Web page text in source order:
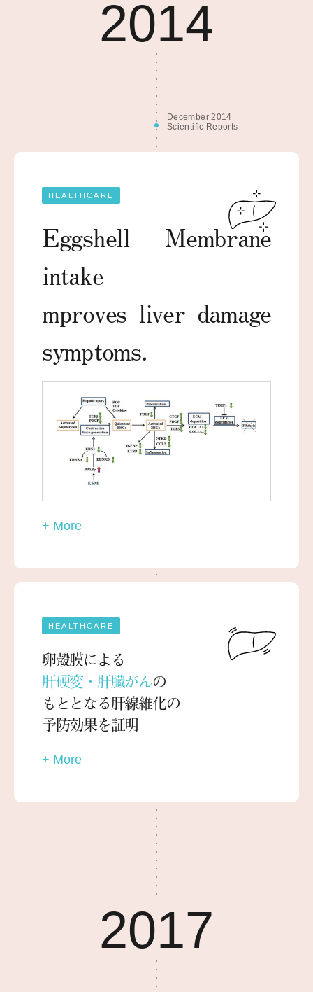
2014
December 2014
Scientific Reports
HEALTHCARE
Eggshell Membrane
intake
mproves liver damage
symptoms.
+ More
HEALTHCARE
卵殻膜による
肝硬変・肝臓がんの
もととなる肝線維化の
予防効果を証明
+ More
2017